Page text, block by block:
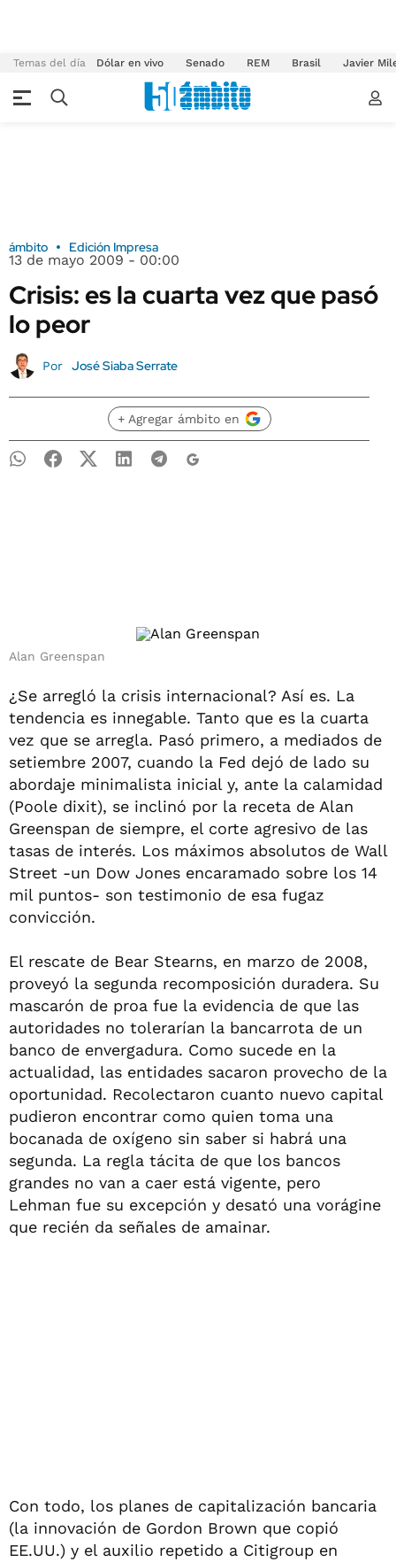
Temas del día Dólar en vivo Senado REM Brasil Javier
ámbito Edición Impresa
13 de mayo 2009 - 00:00
Crisis: es la cuarta vez que pasó
lo peor
Por José Siaba Serrate
+ Agregar ámbito en
Alan Greenspan
¿Se arregló la crisis internacional? Así es. La
tendencia es innegable. Tanto que es la cuarta
vez que se arregla. Pasó primero, a mediados de
setiembre 2007, cuando la Fed dejó de lado su
abordaje minimalista inicial y, ante la calamidad
(Poole dixit), se inclinó por la receta de Alan
Greenspan de siempre, el corte agresivo de las
tasas de interés. Los máximos absolutos de Wall
Street -un Dow Jones encaramado sobre los 14
mil puntos- son testimonio de esa fugaz
convicción.
El rescate de Bear Stearns, en marzo de 2008,
proveyó la segunda recomposición duradera. Su
mascarón de proa fue la evidencia de que las
autoridades no tolerarían la bancarrota de un
banco de envergadura. Como sucede en la
actualidad, las entidades sacaron provecho de la
oportunidad. Recolectaron cuanto nuevo capital
pudieron encontrar como quien toma una
bocanada de oxígeno sin saber si habrá una
segunda. La regla tácita de que los bancos
grandes no van a caer está vigente, pero
Lehman fue su excepción y desató una vorágine
que recién da señales de amainar.
Con todo, los planes de capitalización bancaria
(la innovación de Gordon Brown que copió
EE.UU.) y el auxilio repetido a Citigroup en